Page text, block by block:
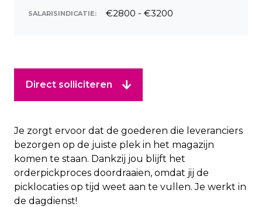
SALARISINDICATIE: €2800 - €3200
Direct solliciteren
Je zorgt ervoor dat de goederen die leveranciers
bezorgen op de juiste plek in het magazijn
komen te staan. Dankzij jou blijft het
orderpickproces doordraaien, omdat jij de
picklocaties op tijd weet aan te vullen. Je werkt in
de dagdienst!